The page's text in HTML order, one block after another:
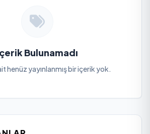
Bulunamadı
henüz yayınlanmış bir içerik yok.